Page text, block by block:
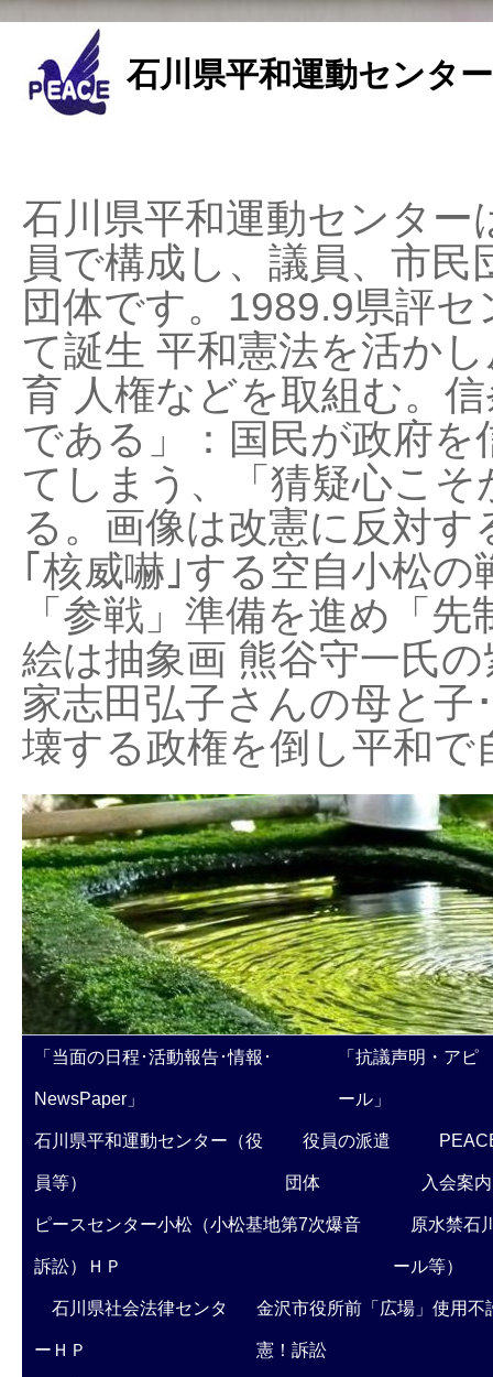
石川県平和運動センタ
石川県平和運動センタ
員で構成し、議員、市
団体です。1989.9県評
て誕生 平和憲法を活か
育 人権などを取組む。
である」：国民が政府
てしまう、「猜疑心こ
る。画像は改憲に反対
｢核威嚇｣する空自小松
「参戦」準備を進め「
絵は抽象画 熊谷守一氏
家志田弘子さんの母と子
壊する政権を倒し平和
「当面の日程･活動報告･情報･
NewsPaper」
「抗議声明・アピ
ール」
石川県平和運動センター（役
員等）
役員の派遣
団体 入会案内
ピースセンター小松（小松基地第7次爆音
訴訟）ＨＰ
原水禁石
ール等）
石川県社会法律センタ
ーＨＰ
金沢市役所前「広場」使用不
憲！訴訟